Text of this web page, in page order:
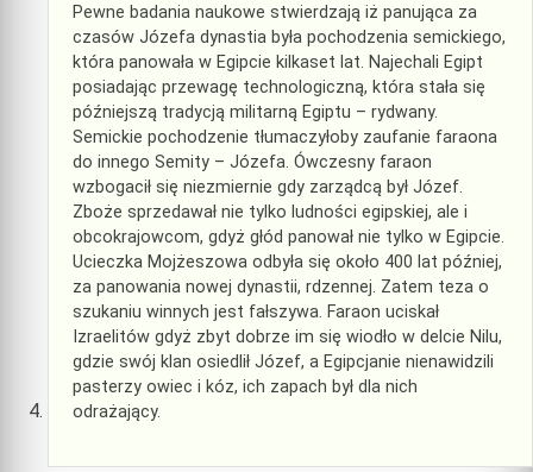
Pewne badania naukowe stwierdzają iż panująca za
czasów Józefa dynastia była pochodzenia semickiego,
która panowała w Egipcie kilkaset lat. Najechali Egipt
posiadając przewagę technologiczną, która stała się
późniejszą tradycją militarną Egiptu – rydwany.
Semickie pochodzenie tłumaczyłoby zaufanie faraona
do innego Semity – Józefa. Ówczesny faraon
wzbogacił się niezmiernie gdy zarządcą był Józef.
Zboże sprzedawał nie tylko ludności egipskiej, ale i
obcokrajowcom, gdyż głód panował nie tylko w Egipcie.
Ucieczka Mojżeszowa odbyła się około 400 lat później,
za panowania nowej dynastii, rdzennej. Zatem teza o
szukaniu winnych jest fałszywa. Faraon uciskał
Izraelitów gdyż zbyt dobrze im się wiodło w delcie Nilu,
gdzie swój klan osiedlił Józef, a Egipcjanie nienawidzili
pasterzy owiec i kóz, ich zapach był dla nich
odrażający.